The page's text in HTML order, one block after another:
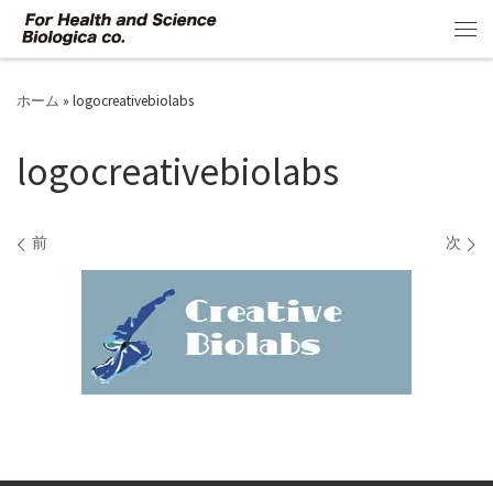
コンテンツへスキップ
ホーム » logocreativebiolabs
logocreativebiolabs
画像ナビゲーション
前 次